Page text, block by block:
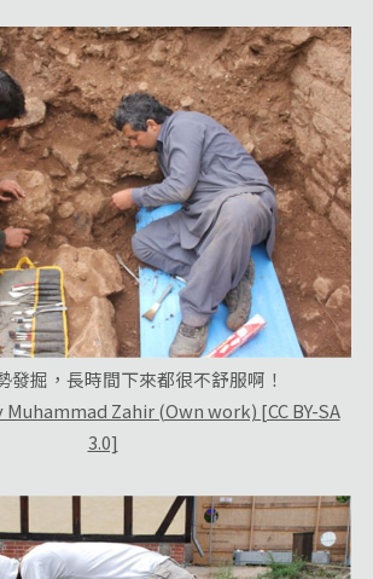
發掘，長時間下來都很不舒服啊！
Muhammad Zahir (Own work) [CC BY-SA
3.0]